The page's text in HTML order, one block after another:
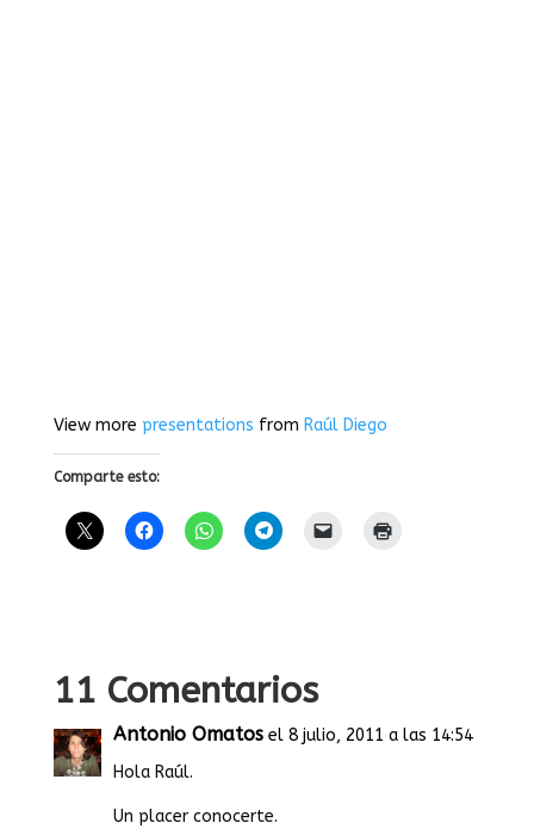
View more presentations from Raúl Diego
Comparte esto:
11 Comentarios
Antonio Omatos el 8 julio, 2011 a las 14:54
Hola Raúl.
Un placer conocerte.